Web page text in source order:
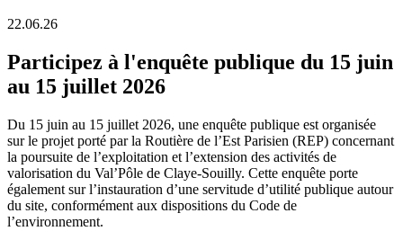
22.06.26
Participez à l'enquête publique du 15 juin
au 15 juillet 2026
Du 15 juin au 15 juillet 2026, une enquête publique est organisée
sur le projet porté par la Routière de l’Est Parisien (REP) concernant
la poursuite de l’exploitation et l’extension des activités de
valorisation du Val’Pôle de Claye-Souilly. Cette enquête porte
également sur l’instauration d’une servitude d’utilité publique autour
du site, conformément aux dispositions du Code de
l’environnement.